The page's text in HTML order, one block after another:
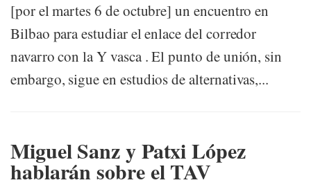
[por el martes 6 de octubre] un encuentro en
Bilbao para estudiar el enlace del corredor
navarro con la Y vasca . El punto de unión, sin
embargo, sigue en estudios de alternativas,...
Miguel Sanz y Patxi López
hablarán sobre el TAV